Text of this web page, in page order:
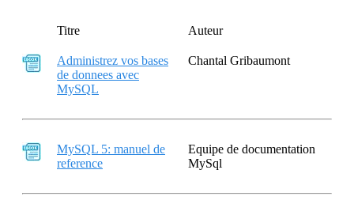
Titre Auteur
Administrez vos bases
de donnees avec
MySQL
Chantal Gribaumont
MySQL 5: manuel de
reference
Equipe de documentation
MySql